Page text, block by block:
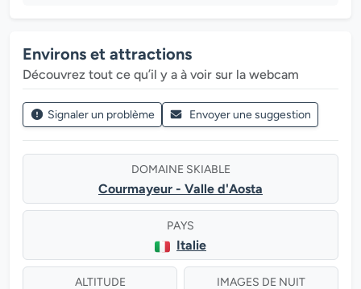
Environs et attractions
Découvrez tout ce qu’il y a à voir sur la webcam
Signaler un problème Envoyer une suggestion
DOMAINE SKIABLE
Courmayeur - Valle d'Aosta
PAYS
Italie
ALTITUDE IMAGES DE NUIT